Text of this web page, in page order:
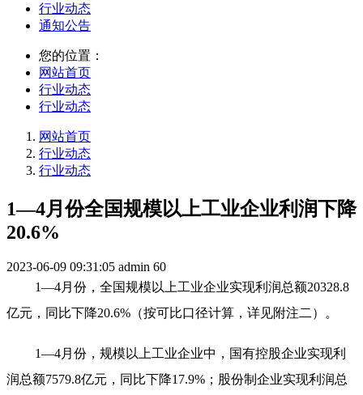
行业动态
通知公告
您的位置：
网站首页
行业动态
行业动态
网站首页
行业动态
行业动态
1—4月份全国规模以上工业企业利润下降
20.6%
2023-06-09 09:31:05 admin 60
1—4月份，全国规模以上工业企业实现利润总额20328.8
亿元，同比下降20.6%（按可比口径计算，详见附注二）。
1—4月份，规模以上工业企业中，国有控股企业实现利
润总额7579.8亿元，同比下降17.9%；股份制企业实现利润总